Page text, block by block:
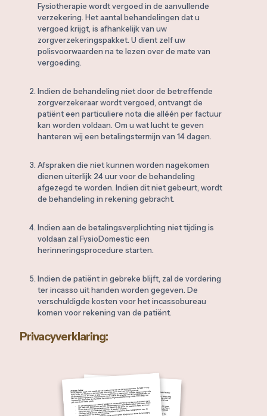
Fysiotherapie wordt vergoed in de aanvullende
verzekering. Het aantal behandelingen dat u
vergoed krijgt, is afhankelijk van uw
zorgverzekeringspakket. U dient zelf uw
polisvoorwaarden na te lezen over de mate van
vergoeding.
Indien de behandeling niet door de betreffende
zorgverzekeraar wordt vergoed, ontvangt de
patiënt een particuliere nota die alléén per factuur
kan worden voldaan. Om u wat lucht te geven
hanteren wij een betalingstermijn van 14 dagen.
Afspraken die niet kunnen worden nagekomen
dienen uiterlijk 24 uur voor de behandeling
afgezegd te worden. Indien dit niet gebeurt, wordt
de behandeling in rekening gebracht.
Indien aan de betalingsverplichting niet tijding is
voldaan zal FysioDomestic een
herinneringsprocedure starten.
Indien de patiënt in gebreke blijft, zal de vordering
ter incasso uit handen worden gegeven. De
verschuldigde kosten voor het incassobureau
komen voor rekening van de patiënt.
Privacyverklaring: